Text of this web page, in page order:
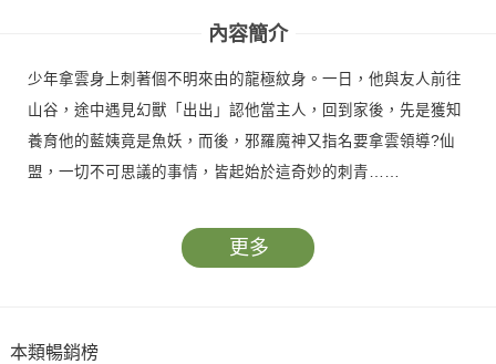
內容簡介
少年拿雲身上刺著個不明來由的龍極紋身。一日，他與友人前往
山谷，途中遇見幻獸「出出」認他當主人，回到家後，先是獲知
養育他的藍姨竟是魚妖，而後，邪羅魔神又指名要拿雲領導?仙
盟，一切不可思議的事情，皆起始於這奇妙的刺青……
更多
本類暢銷榜